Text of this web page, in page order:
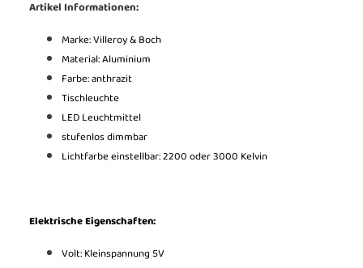
Artikel Informationen:
Marke: Villeroy & Boch
Material: Aluminium
Farbe: anthrazit
Tischleuchte
LED Leuchtmittel
stufenlos dimmbar
Lichtfarbe einstellbar: 2200 oder 3000 Kelvin
Elektrische Eigenschaften:
Volt: Kleinspannung 5V